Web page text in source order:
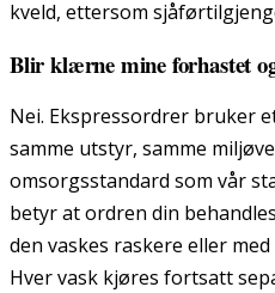
kveld, ettersom
Blir klærne mine forhastet
Nei. Ekspressordrer bruker
samme utstyr, samme
omsorgsstandard som vår
betyr at ordren din
den vaskes raskere eller
Hver vask kjøres fortsatt